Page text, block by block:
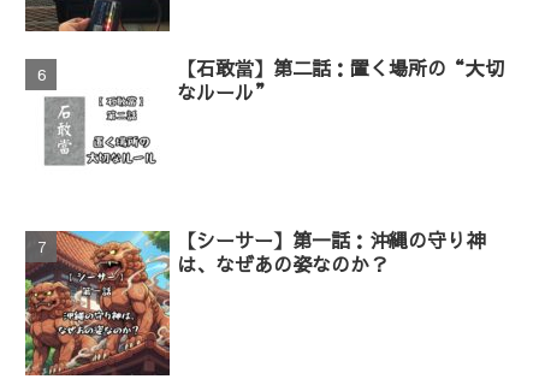
【石敢當】第二話：置く場所の“大切
なルール”
【シーサー】第一話：沖縄の守り神
は、なぜあの姿なのか？